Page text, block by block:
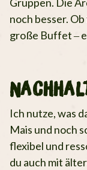
Gruppen. Die
noch besser.
große Buffet –
Ich nutze, was
Mais und noch
flexibel und
du auch mit